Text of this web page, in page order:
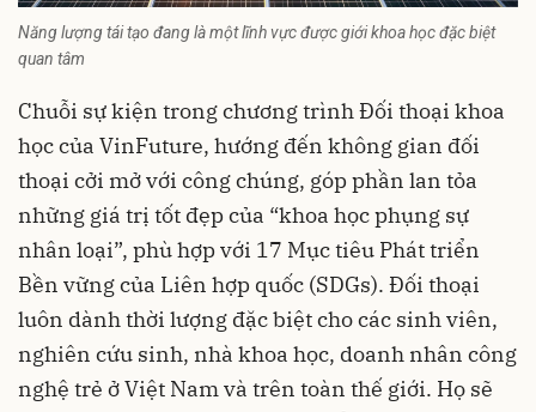
Năng lượng tái tạo đang là một lĩnh vực được giới khoa học đặc biệt
quan tâm
Chuỗi sự kiện trong chương trình Đối thoại khoa
học của VinFuture, hướng đến không gian đối
thoại cởi mở với công chúng, góp phần lan tỏa
những giá trị tốt đẹp của “khoa học phụng sự
nhân loại”, phù hợp với 17 Mục tiêu Phát triển
Bền vững của Liên hợp quốc (SDGs). Đối thoại
luôn dành thời lượng đặc biệt cho các sinh viên,
nghiên cứu sinh, nhà khoa học, doanh nhân công
nghệ trẻ ở Việt Nam và trên toàn thế giới. Họ sẽ